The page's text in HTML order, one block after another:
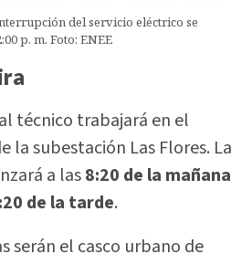
del servicio eléctrico se
p. m. Foto: ENEE
técnico trabajará en el
la subestación Las Flores. La
a las8:20 de la mañana
de la tarde.
serán el casco urbano de